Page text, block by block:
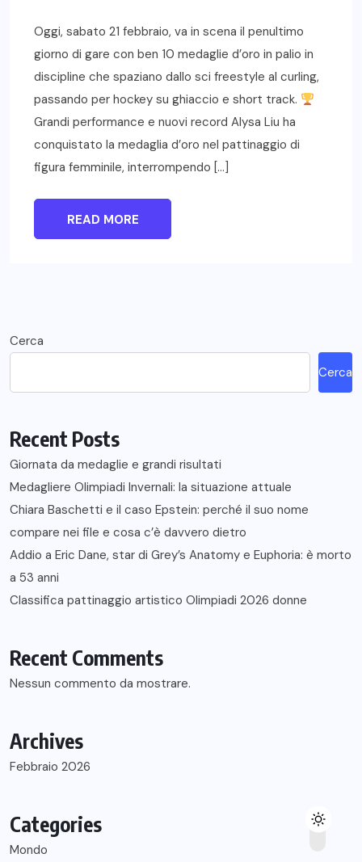
Oggi, sabato 21 febbraio, va in scena il penultimo
giorno di gare con ben 10 medaglie d’oro in palio in
discipline che spaziano dallo sci freestyle al curling,
passando per hockey su ghiaccio e short track.
Grandi performance e nuovi record Alysa Liu ha
conquistato la medaglia d’oro nel pattinaggio di
figura femminile, interrompendo […]
READ MORE
Cerca
Cerca
Recent Posts
Giornata da medaglie e grandi risultati
Medagliere Olimpiadi Invernali: la situazione attuale
Chiara Baschetti e il caso Epstein: perché il suo nome
compare nei file e cosa c’è davvero dietro
Addio a Eric Dane, star di Grey’s Anatomy e Euphoria: è morto
a 53 anni
Classifica pattinaggio artistico Olimpiadi 2026 donne
Recent Comments
Nessun commento da mostrare.
Archives
Febbraio 2026
Categories
Mondo